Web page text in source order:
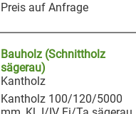
Preis auf Anfrage
Bauholz (Schnittholz
sägerau)
Kantholz
Kantholz 100/120/5000